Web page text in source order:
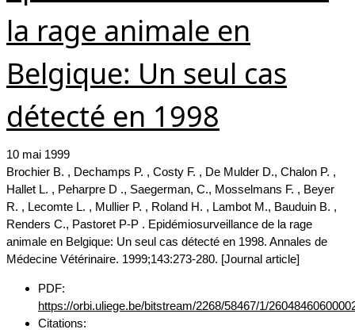
la rage animale en
Belgique: Un seul cas
détecté en 1998
10 mai 1999
Brochier B. , Dechamps P. , Costy F. , De Mulder D., Chalon P. ,
Hallet L. , Peharpre D ., Saegerman, C., Mosselmans F. , Beyer
R. , Lecomte L. , Mullier P. , Roland H. , Lambot M., Bauduin B. ,
Renders C., Pastoret P-P . Epidémiosurveillance de la rage
animale en Belgique: Un seul cas détecté en 1998. Annales de
Médecine Vétérinaire. 1999;143:273-280. [Journal article]
PDF:
https://orbi.uliege.be/bitstream/2268/58467/1/
Citations: